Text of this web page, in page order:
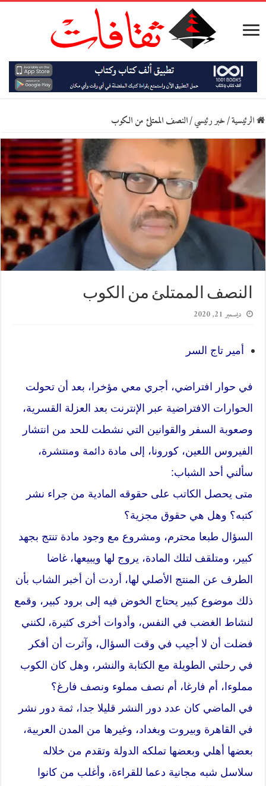
الرئيسية/خبر رئيسي/النصف الممتلئ من الكوب
النصف الممتلئ من الكوب
ديسمبر 21, 2020
أمير تاج السر
في حوار افتراضي، أجري معي مؤخرا، بعد أن تحولت
الحوارات الافتراضية عبر الإنترنت بعد العزلة القسرية،
وصعوبة السفر والقوانين التي نشطت للحد من انتشار
الفيروس اللعين، كورونا، إلى مادة دائمة ومنتشرة،
سألني أحد الشباب:
متى يحصل الكاتب على حقوقه المادية من جراء نشر
كتبه؟ وهل هي حقوق مجزية؟
السؤال طبعا محترم، ومشروع مع وجود مادة تنتج بجهد
كبير، ومتلقف لتلك المادة، يروج لها ويبيعها، غاضا
الطرف عن المنتج الأصلي لها، أردت أن أخبر الشاب بأن
ذلك موضوع كبير يحتاج الخوض فيه إلى برود كبير، وقمع
لنشاط الغضب في النفس، وأدوات أخرى كثيرة، لكنني
فضلت أن لا أجيب في وقت السؤال، وآثرت أن أفكر
في رحلتي الطويلة مع الكتابة والنشر، وهل كان الكوب
مملوءا، أم فارغا، أم نصف مملوء ونصف فارغ؟
في الماضي كان عدد دور النشر قليلا جدا، ثمة دور نشر
في القاهرة وبيروت وبغداد، وغيرها من المدن العربية،
بعضها أهلي وبعضها تملكه الدولة وتقدم من خلاله
سلاسل شبه مجانية دعما للقراءة، وأغلب من كانوا